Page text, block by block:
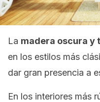
La madera oscura y
en los estilos más
dar gran presencia a
En los interiores más